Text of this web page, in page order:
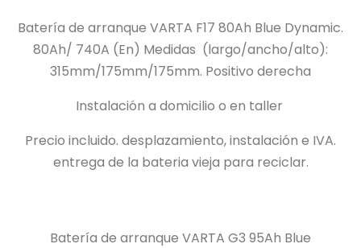
Batería de arranque VARTA F17 80Ah Blue Dynamic.
80Ah/ 740A (En) Medidas (largo/ancho/alto):
315mm/175mm/175mm. Positivo derecha
Instalación a domicilio o en taller
Precio incluido. desplazamiento, instalación e IVA.
entrega de la bateria vieja para reciclar.
Batería de arranque VARTA G3 95Ah Blue